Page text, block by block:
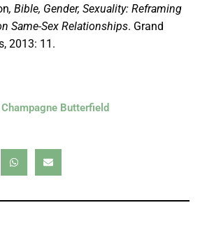
, Bible, Gender, Sexuality: Reframing
Same-Sex Relationships. Grand
2013: 11.
Butterfield